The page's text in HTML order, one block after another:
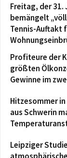
Freitag, der 31.
bemängelt
Tennis-Auftakt
Profiteure der
größten
Gewinne im
Hitzesommer
aus Schwerin
Leipziger